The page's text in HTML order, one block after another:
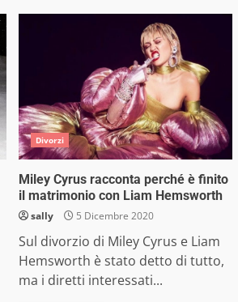
Divorzi
Miley Cyrus racconta perché è finito
il matrimonio con Liam Hemsworth
sally 5 Dicembre 2020
Sul divorzio di Miley Cyrus e Liam
Hemsworth è stato detto di tutto,
ma i diretti interessati...